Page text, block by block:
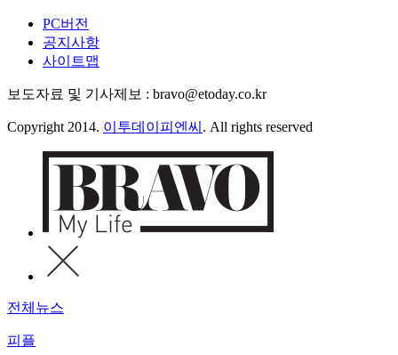
PC버전
공지사항
사이트맵
보도자료 및 기사제보 : bravo@etoday.co.kr
Copyright 2014. 이투데이피엔씨 . All rights reserved
전체뉴스
피플